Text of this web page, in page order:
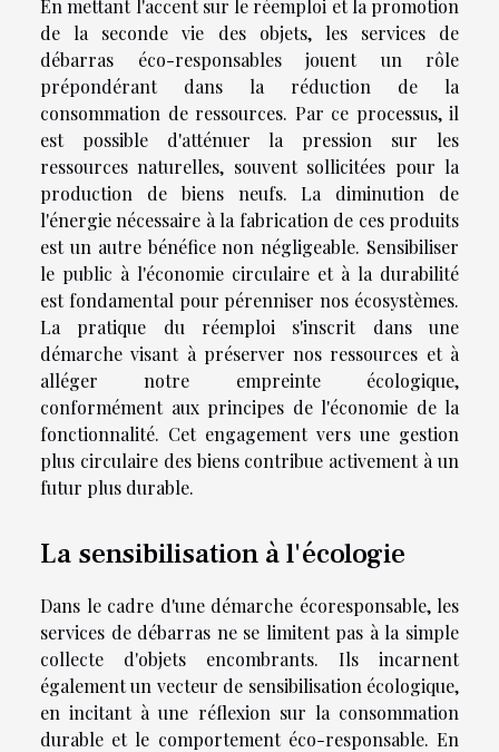
En mettant l'accent sur le réemploi et la promotion
de la seconde vie des objets, les services de
débarras éco-responsables jouent un rôle
prépondérant dans la réduction de la
consommation de ressources. Par ce processus, il
est possible d'atténuer la pression sur les
ressources naturelles, souvent sollicitées pour la
production de biens neufs. La diminution de
l'énergie nécessaire à la fabrication de ces produits
est un autre bénéfice non négligeable. Sensibiliser
le public à l'économie circulaire et à la durabilité
est fondamental pour pérenniser nos écosystèmes.
La pratique du réemploi s'inscrit dans une
démarche visant à préserver nos ressources et à
alléger notre empreinte écologique,
conformément aux principes de l'économie de la
fonctionnalité. Cet engagement vers une gestion
plus circulaire des biens contribue activement à un
futur plus durable.
La sensibilisation à l'écologie
Dans le cadre d'une démarche écoresponsable, les
services de débarras ne se limitent pas à la simple
collecte d'objets encombrants. Ils incarnent
également un vecteur de sensibilisation écologique,
en incitant à une réflexion sur la consommation
durable et le comportement éco-responsable. En